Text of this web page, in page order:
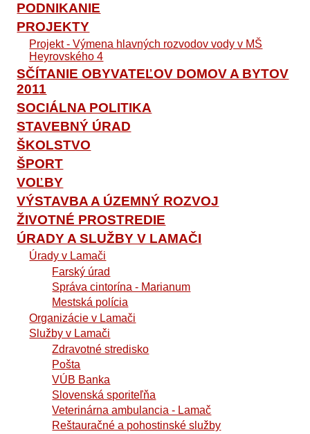
PODNIKANIE
PROJEKTY
Projekt - Výmena hlavných rozvodov vody v MŠ
Heyrovského 4
SČÍTANIE OBYVATEĽOV DOMOV A BYTOV
2011
SOCIÁLNA POLITIKA
STAVEBNÝ ÚRAD
ŠKOLSTVO
ŠPORT
VOĽBY
VÝSTAVBA A ÚZEMNÝ ROZVOJ
ŽIVOTNÉ PROSTREDIE
ÚRADY A SLUŽBY V LAMAČI
Úrady v Lamači
Farský úrad
Správa cintorína - Marianum
Mestská polícia
Organizácie v Lamači
Služby v Lamači
Zdravotné stredisko
Pošta
VÚB Banka
Slovenská sporiteľňa
Veterinárna ambulancia - Lamač
Reštauračné a pohostinské služby